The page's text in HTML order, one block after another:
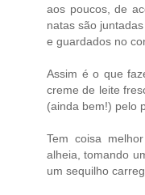
aos poucos, de
natas são
e guardados no
Assim é o que
creme de leite
(ainda bem!) pelo
Tem coisa
alheia, tomando
um sequilho